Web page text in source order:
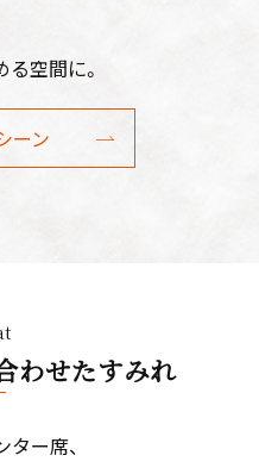
空間に。
ーン
わせたすみれ
ー席、